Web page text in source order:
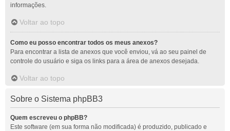
informações.
Voltar ao topo
Como eu posso encontrar todos os meus anexos?
Para encontrar a lista de anexos que você enviou, vá ao seu painel de
controle do usuário e siga os links para a área de anexos desejada.
Voltar ao topo
Sobre o Sistema phpBB3
Quem escreveu o phpBB?
Este software (em sua forma não modificada) é produzido, publicado e